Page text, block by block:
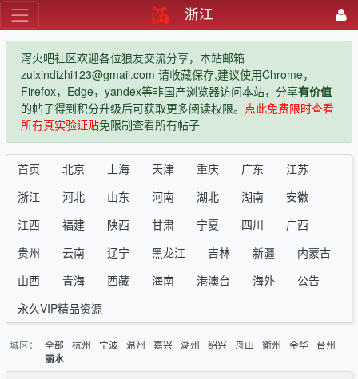
浙江
泻火吧社区欢迎各位狼友交流分享，本站邮箱
zuixindizhi123@gmail.com 请收藏保存,建议使用Chrome，
Firefox，Edge，yandex等非国产浏览器访问本站，分享有价值
的帖子得到积分升级后可获取更多阅读权限。 点此免费限时查看
所有真实验证贴免限制查看所有帖子
首页 北京 上海 天津 重庆 广东
江苏
浙江
河北 山东 河南 湖北 湖南
安徽
江西
福建 陕西 甘肃 宁夏 四川
广西
贵州
云南 辽宁 黑龙江 吉林 新疆
内蒙古
山西
青海 西藏 海南 港澳台 海外
公告
永久VIP精品资源
城区： 全部 杭州 宁波 温州 嘉兴 湖州 绍兴 舟山 衢州 金华
台州
丽水